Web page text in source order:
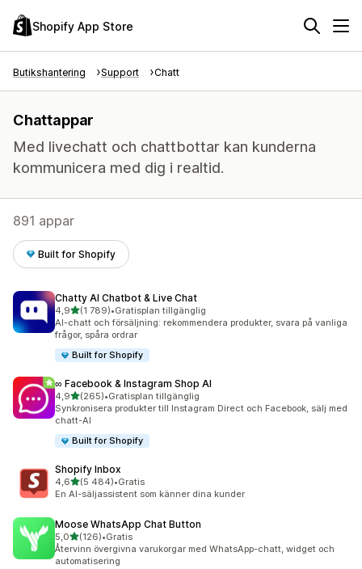
Shopify App Store
Butikshantering Support Chatt
Chattappar
Med livechatt och chattbottar kan kunderna
kommunicera med dig i realtid.
891 appar
Built for Shopify
Chatty AI Chatbot & Live Chat
4,9av 5 stjärnor
(1 789)
1789 recensioner totalt
•Gratisplan tillgänglig
AI-chatt och försäljning: rekommendera produkter, svara på vanliga
frågor, spåra ordrar
Built for Shopify
∞ Facebook & Instagram Shop AI
4,9av 5 stjärnor
(265)
265 recensioner totalt
•Gratisplan tillgänglig
Synkronisera produkter till Instagram Direct och Facebook, sälj med
chatt-AI
Built for Shopify
Shopify Inbox
4,6av 5 stjärnor
(5 484)
5484 recensioner totalt
•Gratis
En AI-säljassistent som känner dina kunder
Moose WhatsApp Chat Button
5,0av 5 stjärnor
(126)
126 recensioner totalt
•Gratis
Återvinn övergivna varukorgar med WhatsApp-chatt, widget och
automatisering